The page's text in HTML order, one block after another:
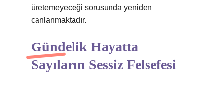
üretemeyeceği sorusunda yeniden
canlanmaktadır.
Gündelik Hayatta
Sayıların Sessiz Felsefesi